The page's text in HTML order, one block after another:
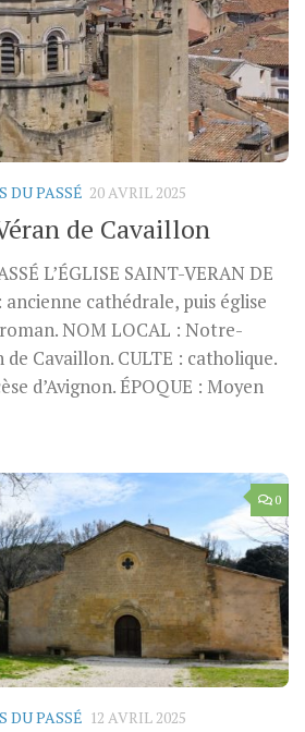
DU PASSÉ 20 AVRIL 2025
de Cavaillon
L’ÉGLISE SAINT-VERAN DE
cathédrale, puis église
NOM LOCAL : Notre-
Cavaillon. CULTE : catholique.
d’Avignon. ÉPOQUE : Moyen
0
DU PASSÉ 12 AVRIL 2025